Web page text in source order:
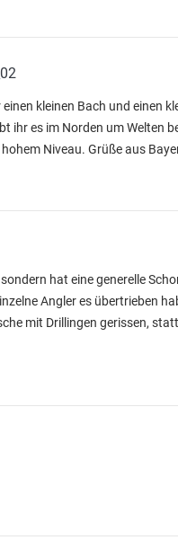
kleinen Bach und einen
ihr es im Norden um Welten
Niveau. Grüße aus
hat eine generelle
Angler es übertrieben
mit Drillingen gerissen,